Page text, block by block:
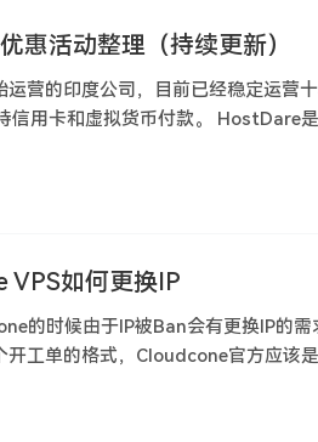
惠活动整理（持续更新）
营的印度公司，目前已经稳定运营
信用卡和虚拟货币付款。 HostDare
VPS如何更换IP
的时候由于IP被Ban会有更换IP的需
开工单的格式，Cloudcone官方应该